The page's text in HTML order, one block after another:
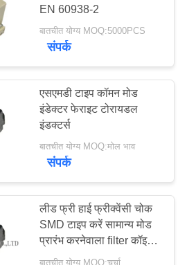
EN 60938-2
बातचीत योग्य MOQ:5000PCS
संपर्क
एसएमडी टाइप कॉमन मोड
इंडेक्टर फेराइट टोरायडल
इंडक्टर्स
बातचीत योग्य MOQ:मोल भाव
संपर्क
लीड फ्री हाई फ्रीक्वेंसी चोक
SMD टाइप करें सामान्य मोड
प्रारंभ करनेवाला filter कॉइल
फिल्टर
बातचीत योग्य MOQ:चर्चा